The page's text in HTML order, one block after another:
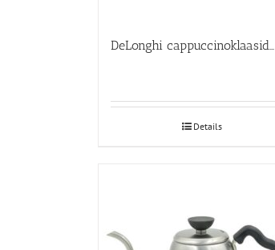
DeLonghi cappuccinoklaasid 6-ne komplekt
Details